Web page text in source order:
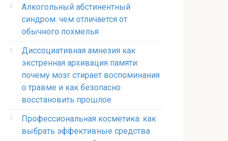
Алкогольный абстинентный
синдром: чем отличается от
обычного похмелья
Диссоциативная амнезия как
экстренная архивация памяти:
почему мозг стирает воспоминания
о травме и как безопасно
восстановить прошлое
Профессиональная косметика: как
выбрать эффективные средства